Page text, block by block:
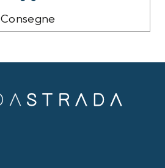
Consegne